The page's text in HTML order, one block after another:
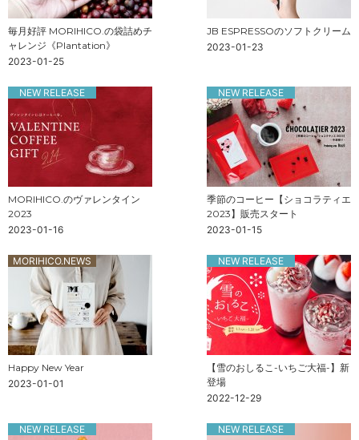
毎月好評 MORIHICO.の袋詰めチ
ャレンジ《Plantation》
2023-01-25
JB ESPRESSOのソフトクリーム
2023-01-23
NEW RELEASE
MORIHICO.のヴァレンタイン
2023
2023-01-16
NEW RELEASE
季節のコーヒー【ショコラティエ
2023】販売スタート
2023-01-15
MORIHICO.NEWS
Happy New Year
2023-01-01
NEW RELEASE
【雪のおしるこ-いちご大福-】新
登場
2022-12-29
NEW RELEASE NEW RELEASE